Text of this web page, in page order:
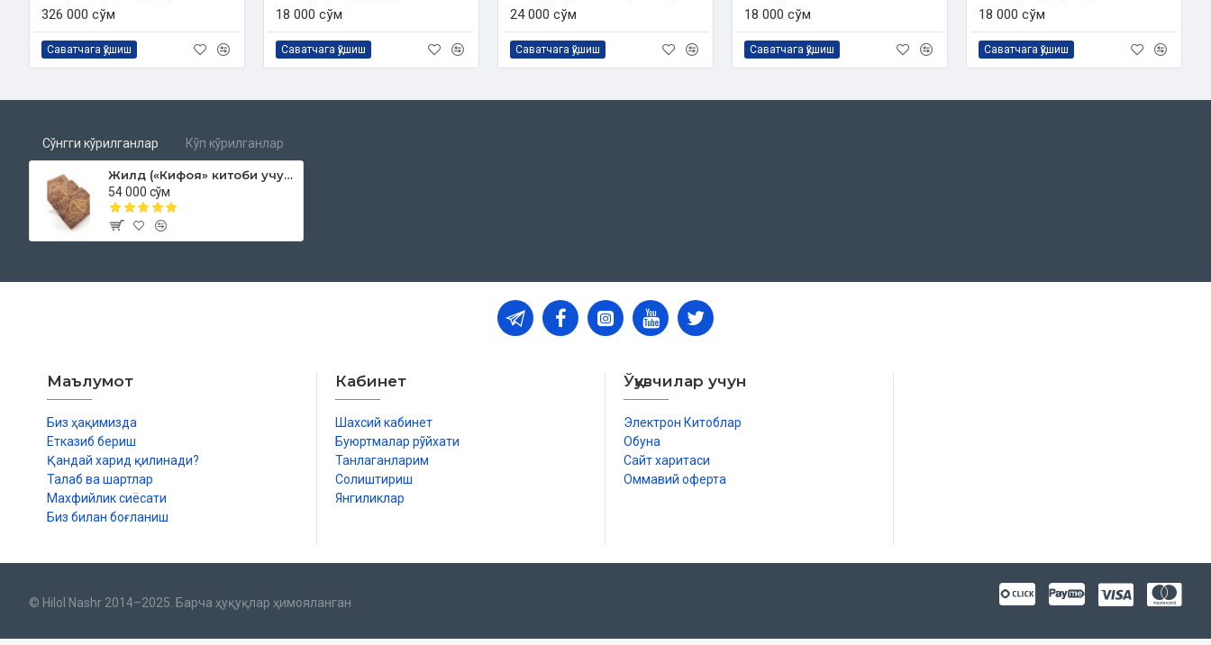
326 000 сўм
Саватчага қўшиш
18 000 сўм
Саватчага қўшиш
24 000 сўм
Саватчага қўшиш
18 000 сўм
Саватчага қўшиш
18 000 сўм
Саватчага қўшиш
Сўнгги кўрилганлар Кўп кўрилганлар
Жилд («Кифоя» китоби учун)
54 000 сўм
Маълумот
Биз ҳақимизда
Етказиб бериш
Қандай харид қилинади?
Талаб ва шартлар
Махфийлик сиёсати
Биз билан боғланиш
Кабинет
Шахсий кабинет
Буюртмалар рўйхати
Танлаганларим
Солиштириш
Янгиликлар
Ўқувчилар учун
Электрон Китоблар
Обуна
Сайт харитаси
Оммавий оферта
© Hilol Nashr 2014–2025. Барча ҳуқуқлар ҳимояланган